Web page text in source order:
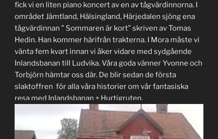
fick vi en liten piano koncert av en av tågvärdinnorna. I
området Jämtland, Hälsingland, Härjedalen sjöng ena
tågvärdinnan ” Sommaren är kort” skriven av Tomas
Hedin. Han kommer härifrån trakterna. I Mora måste vi
vänta fem kvart innan vi åker vidare med sydgående
Inlandsbanan till Ludvika. Våra goda vänner Yvonne och
Torbjörn hämtar oss där. De blir sedan de första
slaktoffren för alla våra historier om vår fantasiska
resa med Inlandsbanan + Hurtigruten.